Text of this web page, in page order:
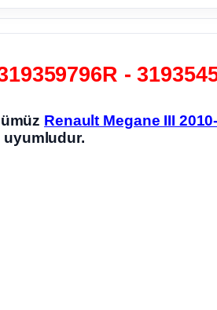
-
Renault Megane III